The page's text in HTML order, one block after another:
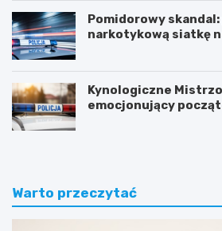
Pomidorowy
narkotykową siatkę
Kynologiczne
emocjonujący
Warto przeczytać